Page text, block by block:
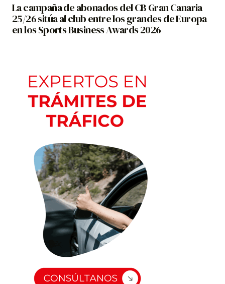
La campaña de abonados del CB Gran Canaria
25/26 sitúa al club entre los grandes de Europa
en los Sports Business Awards 2026